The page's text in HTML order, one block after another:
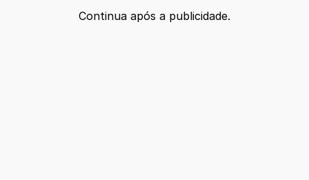
Continua após a publicidade.